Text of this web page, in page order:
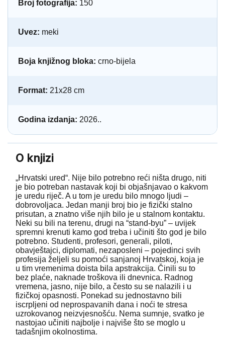
Broj fotografija: 150
Uvez: meki
Boja knjižnog bloka: crno-bijela
Format: 21x28 cm
Godina izdanja: 2026..
O knjizi
„Hrvatski ured“. Nije bilo potrebno reći ništa drugo, niti
je bio potreban nastavak koji bi objašnjavao o kakvom
je uredu riječ. A u tom je uredu bilo mnogo ljudi –
dobrovoljaca. Jedan manji broj bio je fizički stalno
prisutan, a znatno više njih bilo je u stalnom kontaktu.
Neki su bili na terenu, drugi na “stand-byu” – uvijek
spremni krenuti kamo god treba i učiniti što god je bilo
potrebno. Studenti, profesori, generali, piloti,
obavještajci, diplomati, nezaposleni – pojedinci svih
profesija željeli su pomoći sanjanoj Hrvatskoj, koja je
u tim vremenima doista bila apstrakcija. Činili su to
bez plaće, naknade troškova ili dnevnica. Radnog
vremena, jasno, nije bilo, a često su se nalazili i u
fizičkoj opasnosti. Ponekad su jednostavno bili
iscrpljeni od neprospavanih dana i noći te stresa
uzrokovanog neizvjesnošću. Nema sumnje, svatko je
nastojao učiniti najbolje i najviše što se moglo u
tadašnjim okolnostima.